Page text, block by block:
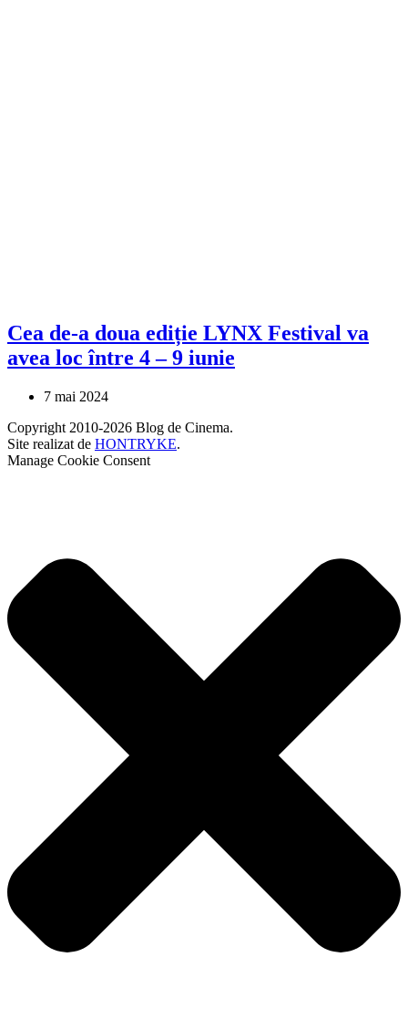
Cea de-a doua ediție LYNX Festival va
avea loc între 4 – 9 iunie
7 mai 2024
Copyright 2010-2026 Blog de Cinema.
Site realizat de HONTRYKE.
Manage Cookie Consent